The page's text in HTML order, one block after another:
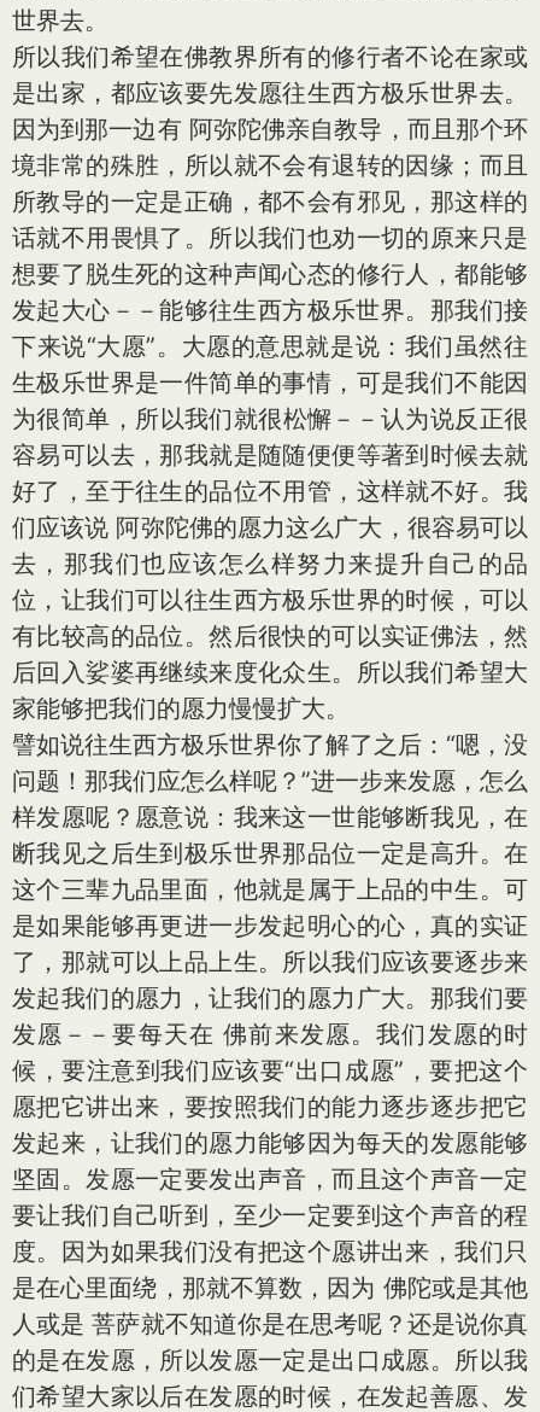
世界去。
所以我们希望在佛教界所有的修行者不论在家或
是出家，都应该要先发愿往生西方极乐世界去。
因为到那一边有 阿弥陀佛亲自教导，而且那个环
境非常的殊胜，所以就不会有退转的因缘；而且
所教导的一定是正确，都不会有邪见，那这样的
话就不用畏惧了。所以我们也劝一切的原来只是
想要了脱生死的这种声闻心态的修行人，都能够
发起大心－－能够往生西方极乐世界。那我们接
下来说“大愿”。大愿的意思就是说：我们虽然往
生极乐世界是一件简单的事情，可是我们不能因
为很简单，所以我们就很松懈－－认为说反正很
容易可以去，那我就是随随便便等著到时候去就
好了，至于往生的品位不用管，这样就不好。我
们应该说 阿弥陀佛的愿力这么广大，很容易可以
去，那我们也应该怎么样努力来提升自己的品
位，让我们可以往生西方极乐世界的时候，可以
有比较高的品位。然后很快的可以实证佛法，然
后回入娑婆再继续来度化众生。所以我们希望大
家能够把我们的愿力慢慢扩大。
譬如说往生西方极乐世界你了解了之后：“嗯，没
问题！那我们应怎么样呢？”进一步来发愿，怎么
样发愿呢？愿意说：我来这一世能够断我见，在
断我见之后生到极乐世界那品位一定是高升。在
这个三辈九品里面，他就是属于上品的中生。可
是如果能够再更进一步发起明心的心，真的实证
了，那就可以上品上生。所以我们应该要逐步来
发起我们的愿力，让我们的愿力广大。那我们要
发愿－－要每天在 佛前来发愿。我们发愿的时
候，要注意到我们应该要“出口成愿”，要把这个
愿把它讲出来，要按照我们的能力逐步逐步把它
发起来，让我们的愿力能够因为每天的发愿能够
坚固。发愿一定要发出声音，而且这个声音一定
要让我们自己听到，至少一定要到这个声音的程
度。因为如果我们没有把这个愿讲出来，我们只
是在心里面绕，那就不算数，因为 佛陀或是其他
人或是 菩萨就不知道你是在思考呢？还是说你真
的是在发愿，所以发愿一定是出口成愿。所以我
们希望大家以后在发愿的时候，在发起善愿、发